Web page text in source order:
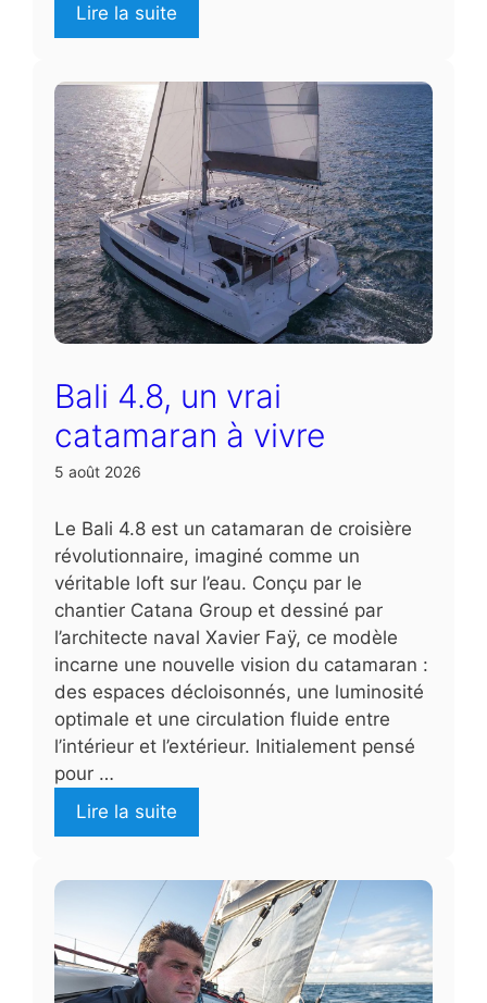
Lire la suite
Bali 4.8, un vrai
catamaran à vivre
5 août 2026
Le Bali 4.8 est un catamaran de croisière
révolutionnaire, imaginé comme un
véritable loft sur l’eau. Conçu par le
chantier Catana Group et dessiné par
l’architecte naval Xavier Faÿ, ce modèle
incarne une nouvelle vision du catamaran :
des espaces décloisonnés, une luminosité
optimale et une circulation fluide entre
l’intérieur et l’extérieur. Initialement pensé
pour …
Lire la suite